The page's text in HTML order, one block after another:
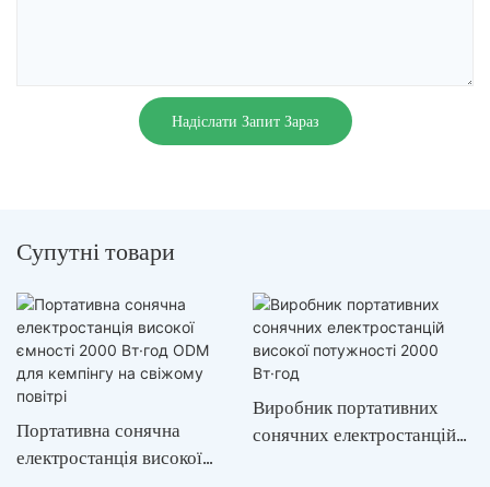
Надіслати Запит Зараз
Супутні товари
Портативна сонячна
електростанція високої
Виробник портативних
сонячних електростанцій